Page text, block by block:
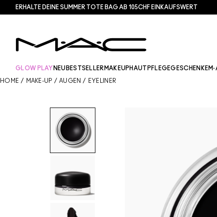
ERHALTE DEINE SUMMER TOTE BAG AB 105CHF EINKAUFSWERT​
GLOW PLAY NEU BESTSELLER MAKEUP HAUTPFLEGEGESCHENKE
HOME / MAKE-UP / AUGEN / EYELINER